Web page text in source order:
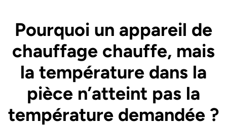
Pourquoi un appareil de
chauffage chauffe, mais
la température dans la
pièce n’atteint pas la
température demandée ?